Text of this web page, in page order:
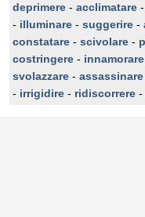
deprimere - acclimatare -
- illuminare - suggerire -
constatare - scivolare -
costringere - innamorare
svolazzare - assassinare
- irrigidire - ridiscorrere -